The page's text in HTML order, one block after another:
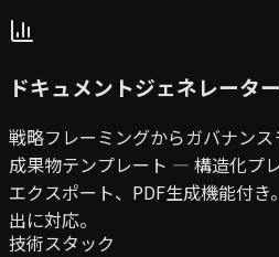
ドキュメントジェネレーター
戦略フレーミングからガバナン
成果物テンプレート — 構造化プ
エクスポート、PDF生成機能付
出に対応。
技術スタック